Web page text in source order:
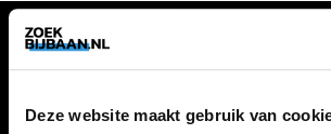
Deze website maakt gebruik van
VACATURES